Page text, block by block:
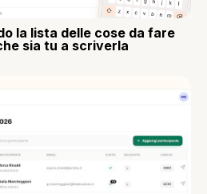
la lista delle cose da fare
sia tu a scriverla